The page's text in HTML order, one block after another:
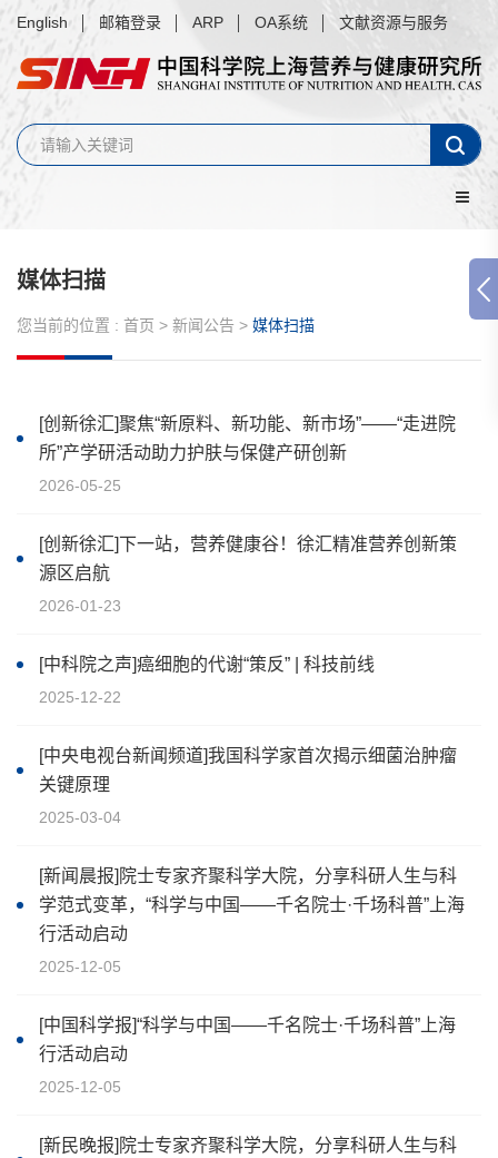
English 邮箱登录 ARP OA系统 文献资源与服务
媒体扫描
您当前的位置 : 首页 > 新闻公告 > 媒体扫描
[创新徐汇]聚焦“新原料、新功能、新市场”——“走进院
所”产学研活动助力护肤与保健产研创新
2026-05-25
[创新徐汇]下一站，营养健康谷！徐汇精准营养创新策
源区启航
2026-01-23
[中科院之声]癌细胞的代谢“策反” | 科技前线
2025-12-22
[中央电视台新闻频道]我国科学家首次揭示细菌治肿瘤
关键原理
2025-03-04
[新闻晨报]院士专家齐聚科学大院，分享科研人生与科
学范式变革，“科学与中国——千名院士·千场科普”上海
行活动启动
2025-12-05
[中国科学报]“科学与中国——千名院士·千场科普”上海
行活动启动
2025-12-05
[新民晚报]院士专家齐聚科学大院，分享科研人生与科